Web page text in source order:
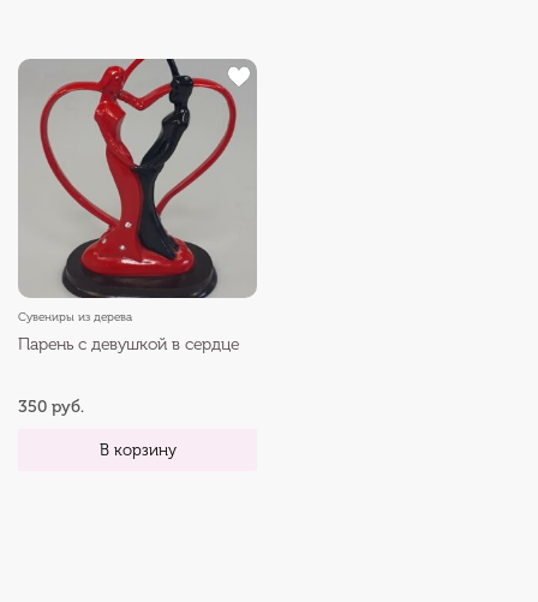
Сувениры из дерева
Парень с девушкой в сердце
350 руб.
В корзину